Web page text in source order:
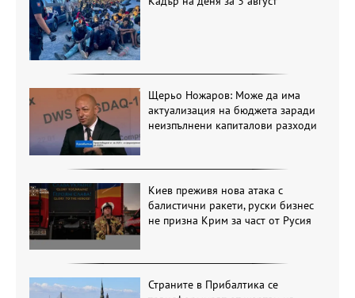
Щерьо Ножаров: Може да има
актуализация на бюджета заради
неизпълнени капиталови разходи
Киев преживя нова атака с
балистични ракети, руски бизнес
не призна Крим за част от Русия
Страните в Прибалтика се